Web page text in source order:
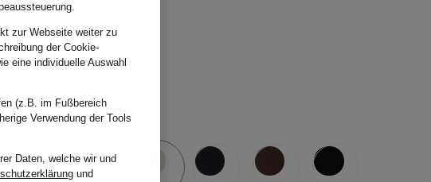
zur Webseite weiter zu
der Cookie-
eine individuelle Auswahl
(z.B. im Fußbereich
Verwendung der Tools
Daten, welche wir und
und